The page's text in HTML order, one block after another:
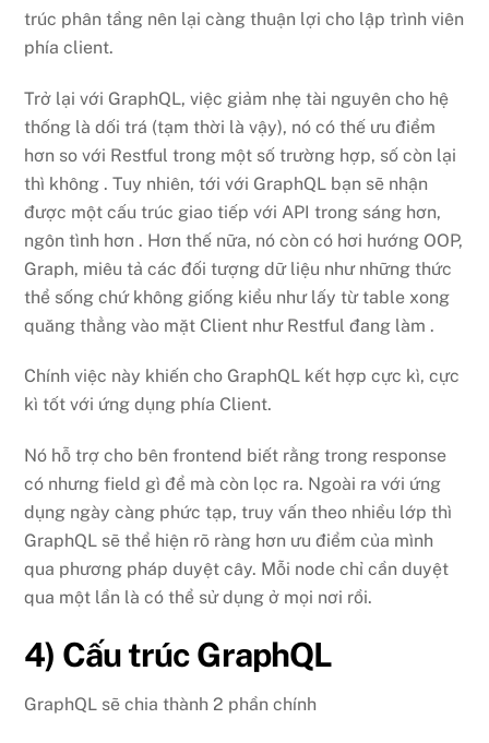
trúc phân tầng nên lại càng thuận lợi cho lập trình viên
phía client.
Trở lại với GraphQL, việc giảm nhẹ tài nguyên cho hệ
thống là dối trá (tạm thời là vậy), nó có thế ưu điểm
hơn so với Restful trong một số trường hợp, số còn lại
thì không . Tuy nhiên, tới với GraphQL bạn sẽ nhận
được một cấu trúc giao tiếp với API trong sáng hơn,
ngôn tình hơn . Hơn thế nữa, nó còn có hơi hướng OOP,
Graph, miêu tả các đối tượng dữ liệu như những thức
thể sống chứ không giống kiểu như lấy từ table xong
quăng thẳng vào mặt Client như Restful đang làm .
Chính việc này khiến cho GraphQL kết hợp cực kì, cực
kì tốt với ứng dụng phía Client.
Nó hỗ trợ cho bên frontend biết rằng trong response
có nhưng field gì để mà còn lọc ra. Ngoài ra với ứng
dụng ngày càng phức tạp, truy vấn theo nhiều lớp thì
GraphQL sẽ thể hiện rõ ràng hơn ưu điểm của mình
qua phương pháp duyệt cây. Mỗi node chỉ cần duyệt
qua một lần là có thể sử dụng ở mọi nơi rồi.
4) Cấu trúc GraphQL
GraphQL sẽ chia thành 2 phần chính